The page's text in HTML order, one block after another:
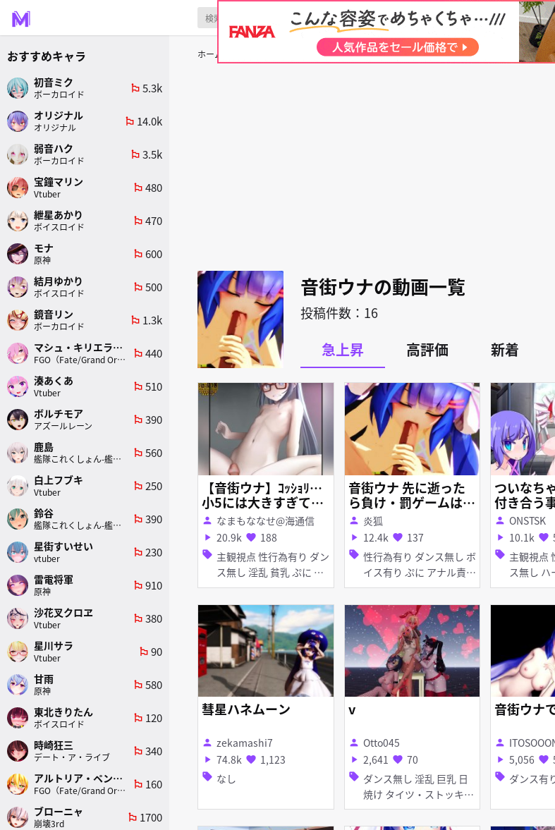
search キ
ホーム 音街ウナ
音街ウナの動画一覧
投稿件数：16
急上昇 高評価 新着
【音街ウナ】ｺｯｼｮﾘ…
小5には大きすぎて入
らないのでずりずりご
奉仕
person なまもななせ@海通信
play_arrow 20.9k favorite 188
sell 主観視点 性行為有り ダン
ス無し 淫乱 貧乳 ぷに メ
ガネ
音街ウナ 先に逝った
ら負け・罰ゲームはア
ナルセックス『あれ苦
手です！』
person 炎狐
play_arrow 12.4k favorite 137
sell 性行為有り ダンス無し ボ
イス有り ぷに アナル責め
フェラ
ついなち
付き合う
_フルバー
person ONSTSK
play_arrow 10.1k favorite
sell 主観視点 性行為有り ダン
ス無し ハーレム バブみ
淫乱 巨乳 ぷに パイズリ
女性上位
彗星ハネムーン
person zekamashi7
play_arrow 74.8k favorite 1,123
sell なし
v
person Otto045
play_arrow 2,641 favorite 70
sell ダンス無し 淫乱 巨乳 日
焼け タイツ・ストッキン
グ TDA式モデル
音街ウナ
person
play_arrow 5,056 favorite
sell
おすすめキャラ
初音ミク
ボーカロイド
emoji_flags 5.3k
オリジナル
オリジナル
emoji_flags 14.0k
弱音ハク
ボーカロイド
emoji_flags 3.5k
宝鐘マリン
Vtuber
emoji_flags 480
紲星あかり
ボイスロイド
emoji_flags 470
モナ
原神
emoji_flags 600
結月ゆかり
ボイスロイド
emoji_flags 500
鏡音リン
ボーカロイド
emoji_flags 1.3k
マシュ・キリエライト
FGO（Fate/Grand Order）
emoji_flags 440
湊あくあ
Vtuber
emoji_flags 510
ボルチモア
アズールレーン
emoji_flags 390
鹿島
艦隊これくしょん-艦これ-
emoji_flags 560
白上フブキ
Vtuber
emoji_flags 250
鈴谷
艦隊これくしょん-艦これ-
emoji_flags 390
星街すいせい
vtuber
emoji_flags 230
雷電将軍
原神
emoji_flags 910
沙花叉クロヱ
Vtuber
emoji_flags 380
星川サラ
Vtuber
emoji_flags 90
甘雨
原神
emoji_flags 580
東北きりたん
ボイスロイド
emoji_flags 120
時崎狂三
デート・ア・ライブ
emoji_flags 340
アルトリア・ペンドラゴン(ランサー)
FGO（Fate/Grand Order）
emoji_flags 160
ブローニャ
崩壊3rd
emoji_flags 1700